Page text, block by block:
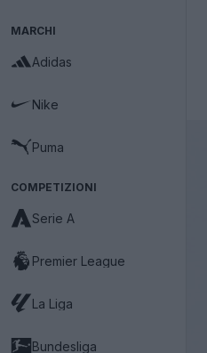
MARCHI
Adidas
Nike
Puma
COMPETIZIONI
Serie A
Premier League
La Liga
Bundesliga